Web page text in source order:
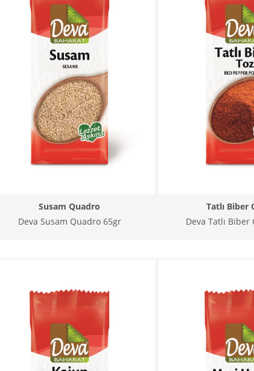
Susam Quadro
Deva Susam Quadro 65gr
Tatlı Biber
Deva Tatlı